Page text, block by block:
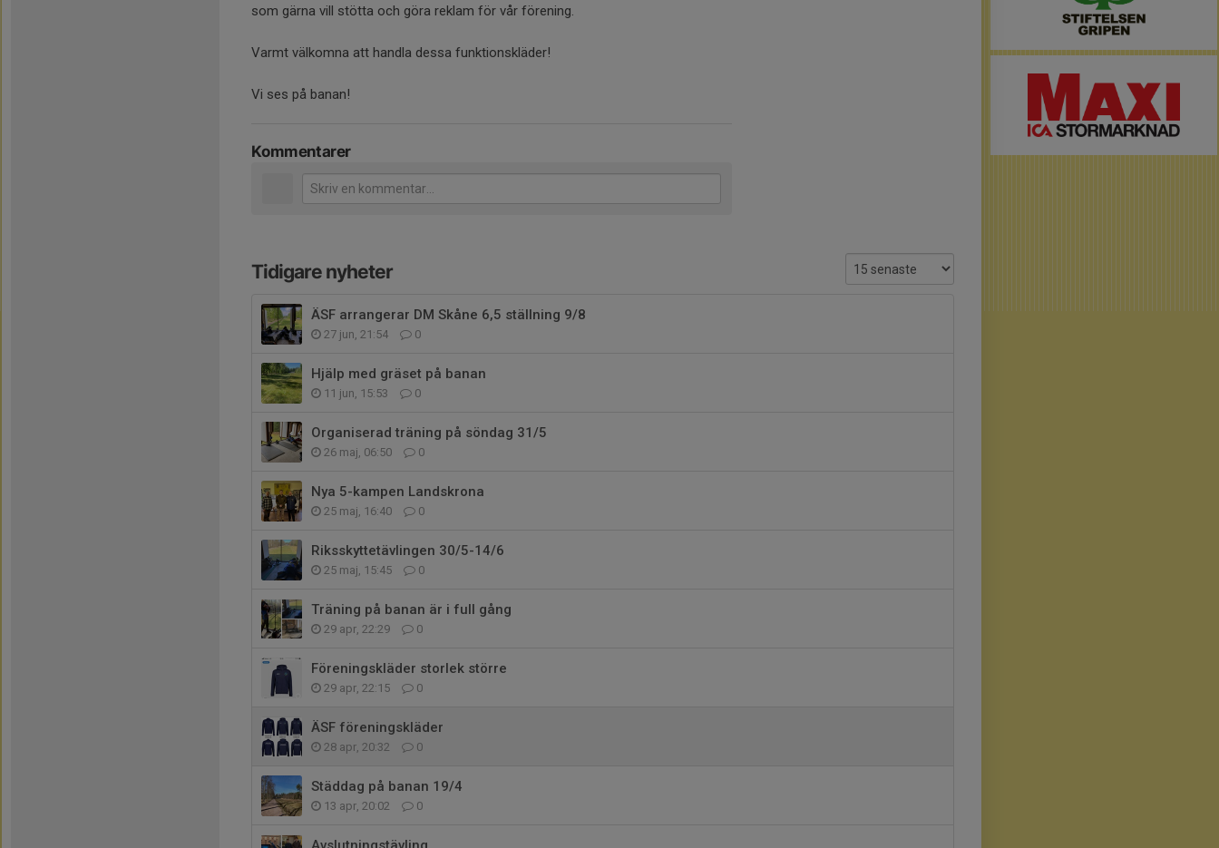
som gärna vill stötta och göra reklam för vår förening.
Varmt välkomna att handla dessa funktionskläder!
Vi ses på banan!
Kommentarer
Tidigare nyheter
ÄSF arrangerar DM Skåne 6,5 ställning 9/8
27 jun, 21:54 0
Hjälp med gräset på banan
11 jun, 15:53 0
Organiserad träning på söndag 31/5
26 maj, 06:50 0
Nya 5-kampen Landskrona
25 maj, 16:40 0
Riksskyttetävlingen 30/5-14/6
25 maj, 15:45 0
Träning på banan är i full gång
29 apr, 22:29 0
Föreningskläder storlek större
29 apr, 22:15 0
ÄSF föreningskläder
28 apr, 20:32 0
Städdag på banan 19/4
13 apr, 20:02 0